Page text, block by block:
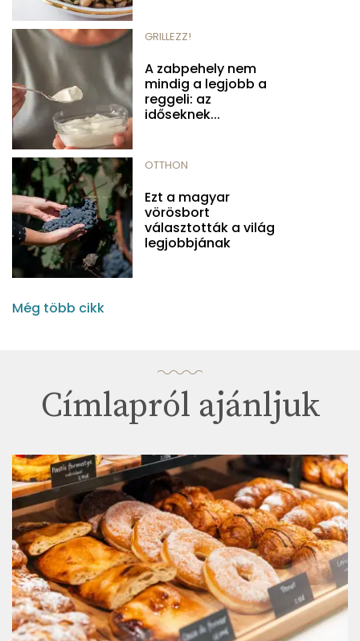
GRILLEZZ!
A zabpehely nem
mindig a legjobb a
reggeli: az
időseknek...
OTTHON
Ezt a magyar
vörösbort
választották a világ
legjobbjának
Még több cikk
Címlapról ajánljuk